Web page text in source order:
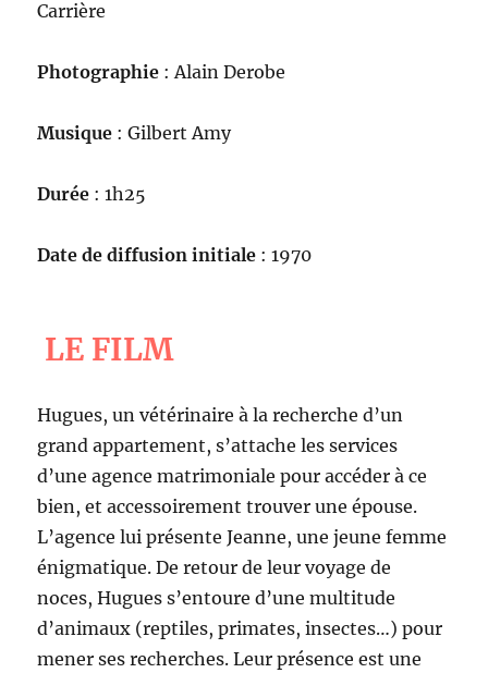
Carrière
Photographie : Alain Derobe
Musique : Gilbert Amy
Durée : 1h25
Date de diffusion initiale : 1970
LE FILM
Hugues, un vétérinaire à la recherche d’un
grand appartement, s’attache les services
d’une agence matrimoniale pour accéder à ce
bien, et accessoirement trouver une épouse.
L’agence lui présente Jeanne, une jeune femme
énigmatique. De retour de leur voyage de
noces, Hugues s’entoure d’une multitude
d’animaux (reptiles, primates, insectes…) pour
mener ses recherches. Leur présence est une